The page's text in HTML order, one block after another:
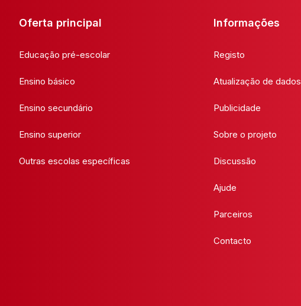
Oferta principal
Educação pré-escolar
Ensino básico
Ensino secundário
Ensino superior
Outras escolas específicas
Informações
Registo
Atualização de dados
Publicidade
Sobre o projeto
Discussão
Ajude
Parceiros
Contacto